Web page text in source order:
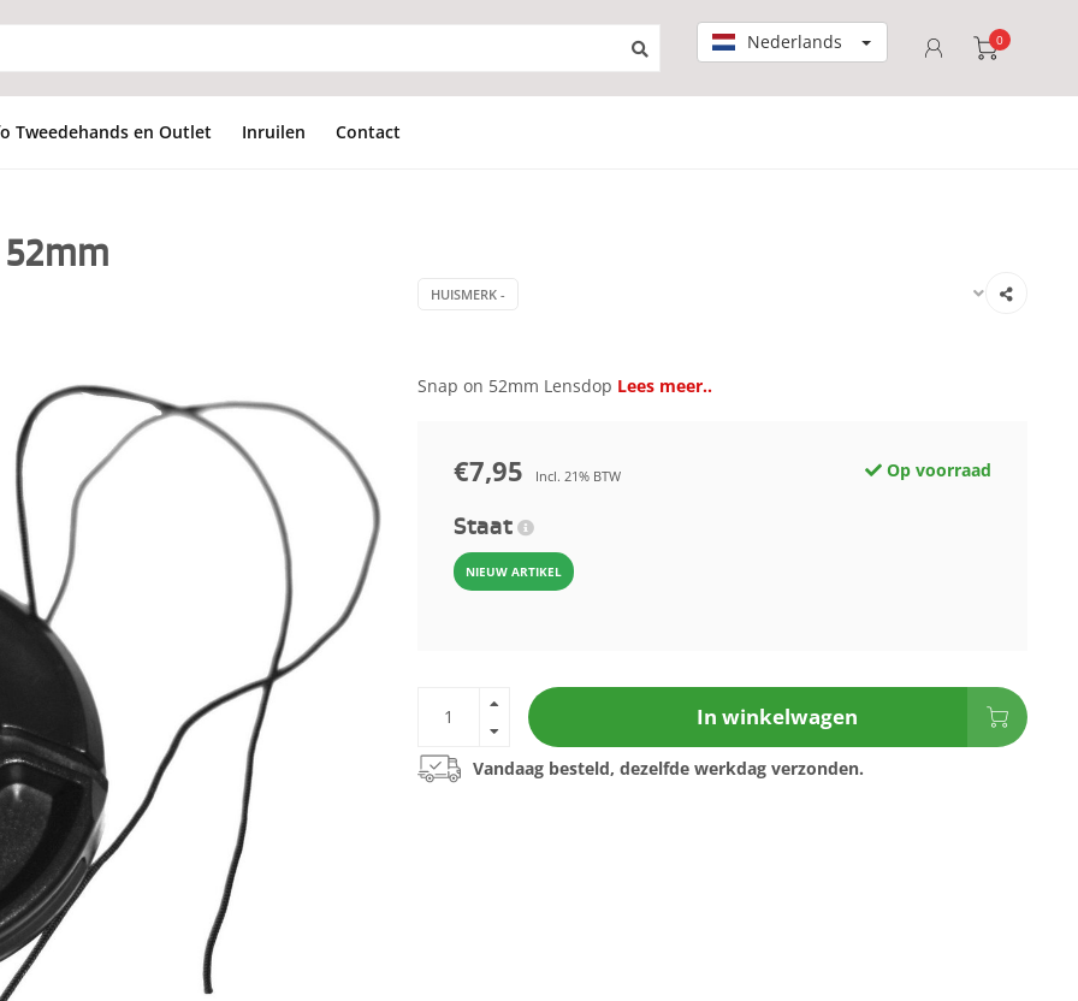
Nederlands 0
Tweedehands en Outlet Inruilen Contact
HUISMERK -
Snap on 52mm Lensdop Lees meer..
€7,95 Incl. 21% BTW Op voorraad
Staat
NIEUW ARTIKEL
In winkelwagen
Vandaag besteld, dezelfde werkdag verzonden.